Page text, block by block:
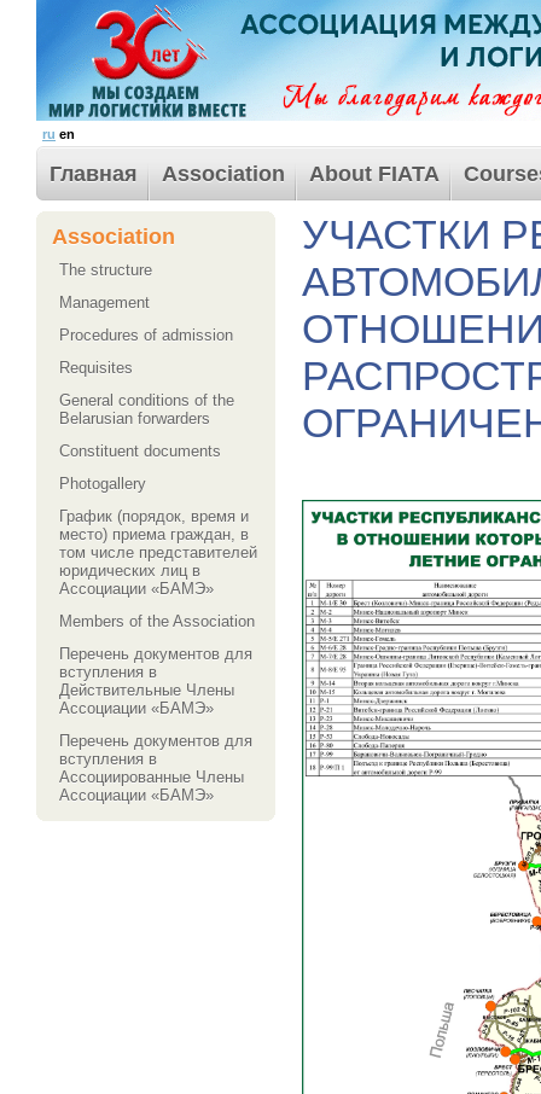
ru en
Главная Association About FIATA
Association
The structure
Management
Procedures of admission
Requisites
General conditions of the
Belarusian forwarders
Сonstituent documents
Photogallery
График (порядок, время и
место) приема граждан, в
том числе представителей
юридических лиц в
Ассоциации «БАМЭ»
Members of the Association
Перечень документов для
вступления в
Действительные Члены
Ассоциации «БАМЭ»
Перечень документов для
вступления в
Ассоциированные Члены
Ассоциации «БАМЭ»
УЧАСТКИ